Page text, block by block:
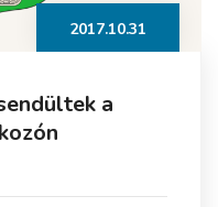
2017.10.31
a